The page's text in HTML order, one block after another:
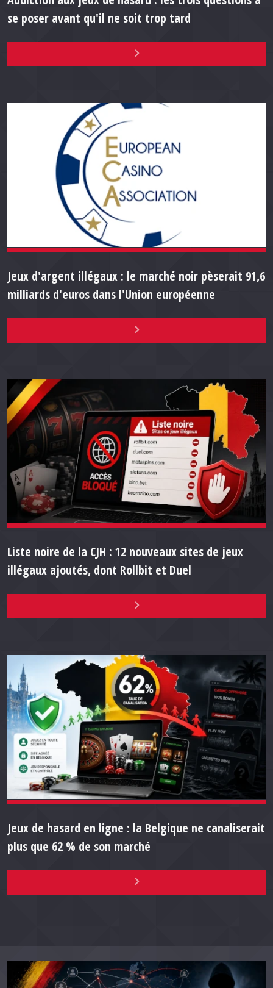
se poser avant qu'il ne soit trop tard
Jeux d'argent illégaux : le marché noir pèserait 91,6
milliards d'euros dans l'Union européenne
Liste noire de la CJH : 12 nouveaux sites de jeux
illégaux ajoutés, dont Rollbit et Duel
Jeux de hasard en ligne : la Belgique ne canaliserait
plus que 62 % de son marché